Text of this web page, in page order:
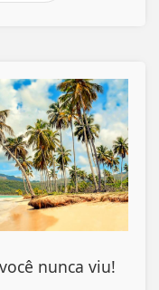
nunca viu!